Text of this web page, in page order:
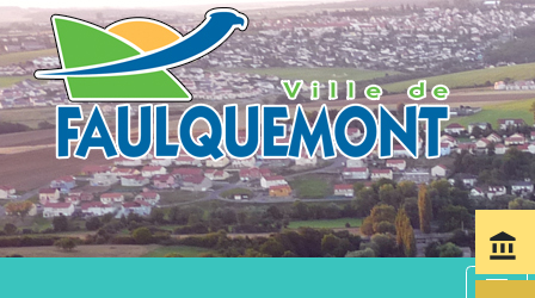
menu
account_balance